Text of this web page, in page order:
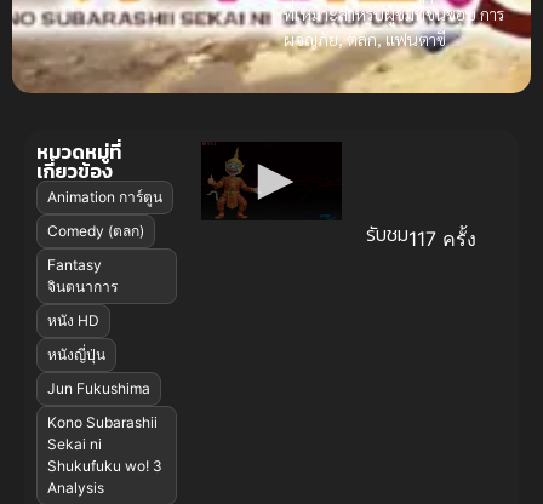
ที่เหมาะสำหรับผู้ชมที่ชื่นชอบ การ
ผจญภัย, ตลก, แฟนตาซี
รับชม117 ครั้ง
หมวดหมู่ที่
เกี่ยวข้อง
Animation การ์ตูน
Comedy (ตลก)
Fantasy
จินตนาการ
หนัง HD
หนังญี่ปุ่น
Jun Fukushima
Kono Subarashii
Sekai ni
Shukufuku wo! 3
Analysis